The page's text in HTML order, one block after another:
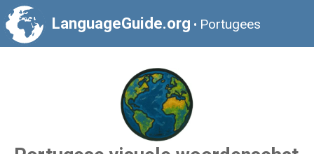
LanguageGuide.org • Portugees